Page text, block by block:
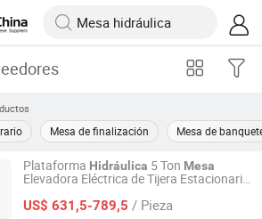
Mesa de finalización Mesa de
Plataforma Hidráulica 5 Ton Mesa
Elevadora Eléctrica de Tijera Estacionaria
US$ 631,5-789,5 / Pieza
Logistics Technology Co., Ltd.